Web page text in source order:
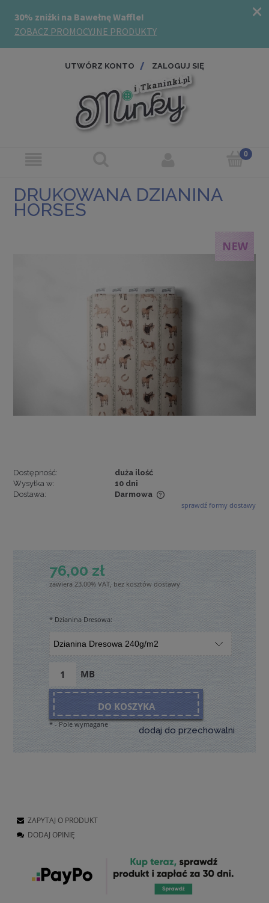
UTWÓRZ KONTO ZALOGUJ SIĘ
DRUKOWANA DZIANINA
HORSES
Dostępność:
duża ilość
Wysyłka w:
10 dni
Dostawa:
Darmowa
Cena nie zawiera ewentualnych kosztów płatności
sprawdź formy dostawy
76,00 zł
zawiera 23.00% VAT, bez kosztów dostawy
* Dzianina Dresowa:
MB
DO KOSZYKA
dodaj do przechowalni
*- Pole wymagane
ZAPYTAJ O PRODUKT
DODAJ OPINIĘ